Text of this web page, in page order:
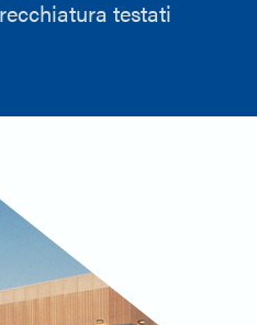
testati